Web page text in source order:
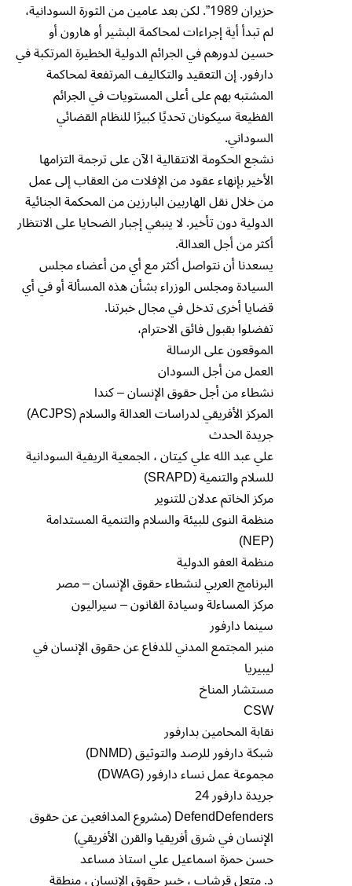
حزيران 1989”. لكن بعد عامين من الثورة السودانية،
لم تبدأ أية إجراءات لمحاكمة البشير أو هارون أو
حسين لدورهم في الجرائم الدولية الخطيرة المرتكبة في
دارفور. إن التعقيد والتكاليف المرتفعة لمحاكمة
المشتبه بهم على أعلى المستويات في الجرائم
الفظيعة سيكونان تحديًا كبيرًا للنظام القضائي
السوداني.
نشجع الحكومة الانتقالية الآن على ترجمة التزامها
الأخير بإنهاء عقود من الإفلات من العقاب إلى عمل
من خلال نقل الهاربين البارزين من المحكمة الجنائية
الدولية دون تأخير. لا ينبغي إجبار الضحايا على الانتظار
أكثر من أجل العدالة.
يسعدنا أن نتواصل أكثر مع أي من أعضاء مجلس
السيادة ومجلس الوزراء بشأن هذه المسألة أو في أي
قضايا أخرى تدخل في مجال خبرتنا.
تفضلوا بقبول فائق الاحترام،
الموقعون على الرسالة
العمل من أجل السودان
نشطاء من أجل حقوق الإنسان – كندا
المركز الأفريقي لدراسات العدالة والسلام (ACJPS)
جريدة الحدث
علي عبد الله علي كيتان ، الجمعية الريفية السودانية
للسلام والتنمية (SRAPD)
مركز الخاتم عدلان للتنوير
منظمة النوى للبيئة والسلام والتنمية المستدامة
(NEP)
منظمة العفو الدولية
البرنامج العربي لنشطاء حقوق الإنسان – مصر
مركز المساءلة وسيادة القانون – سيراليون
سينما دارفور
منبر المجتمع المدني للدفاع عن حقوق الإنسان في
ليبيريا
مستشار المناخ
CSW
نقابة المحامين بدارفور
شبكة دارفور للرصد والتوثيق (DNMD)
مجموعة عمل نساء دارفور (DWAG)
جريدة دارفور 24
DefendDefenders (مشروع المدافعين عن حقوق
الإنسان في شرق أفريقيا والقرن الأفريقي)
حسن حمزة اسماعيل علي استاذ مساعد